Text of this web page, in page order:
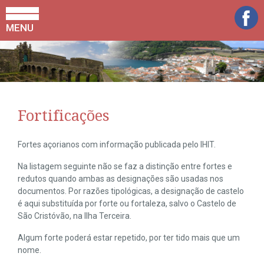
MENU
Fortificações
Fortes açorianos com informação publicada pelo IHIT.
Na listagem seguinte não se faz a distinção entre fortes e
redutos quando ambas as designações são usadas nos
documentos. Por razões tipológicas, a designação de castelo
é aqui substituída por forte ou fortaleza, salvo o Castelo de
São Cristóvão, na Ilha Terceira.
Algum forte poderá estar repetido, por ter tido mais que um
nome.